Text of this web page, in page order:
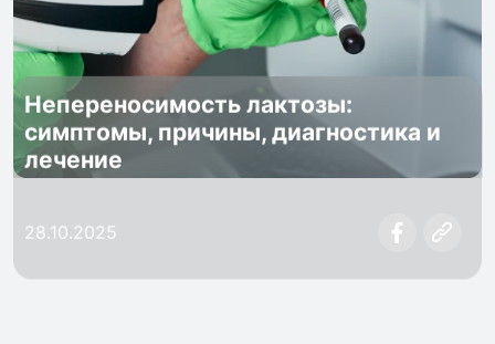
Непереносимость лактозы:
симптомы, причины, диагностика и
лечение
28.10.2025